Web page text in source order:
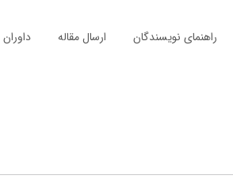
راهنمای نویسندگان ارسال مقاله داوران